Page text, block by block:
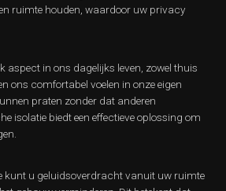
ruimte houden, waardoor uw privacy
aspect in ons dagelijks leven, zowel thuis
ons comfortabel voelen in onze eigen
praten zonder dat anderen
isolatie biedt een effectieve oplossing om
kunt u geluidsoverdracht vanuit uw ruimte